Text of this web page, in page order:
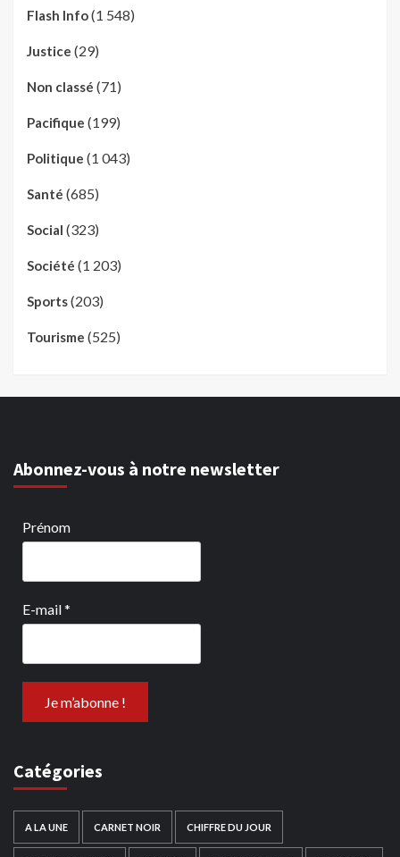
Flash Info(1 548)
Justice (29)
Non classé (71)
Pacifique (199)
Politique (1 043)
Santé (685)
Social (323)
Société (1 203)
Sports(203)
Tourisme (525)
Abonnez-vous à notre newsletter
Prénom
E-mail*
Catégories
A LA UNE CARNET NOIR CHIFFRE DU JOUR